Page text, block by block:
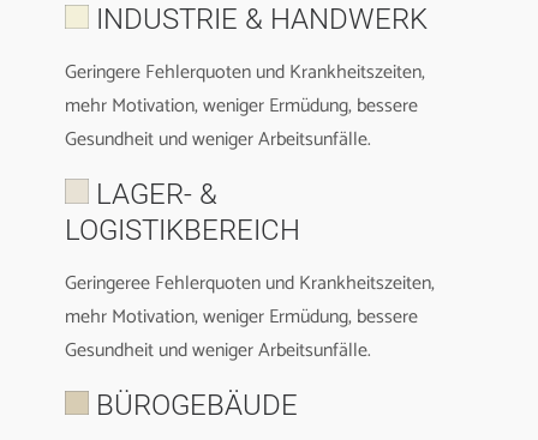
INDUSTRIE & HANDWERK
Geringere Fehlerquoten und Krankheitszeiten,
mehr Motivation, weniger Ermüdung, bessere
Gesundheit und weniger Arbeitsunfälle.
LAGER- &
LOGISTIKBEREICH
Geringeree Fehlerquoten und Krankheitszeiten,
mehr Motivation, weniger Ermüdung, bessere
Gesundheit und weniger Arbeitsunfälle.
BÜROGEBÄUDE